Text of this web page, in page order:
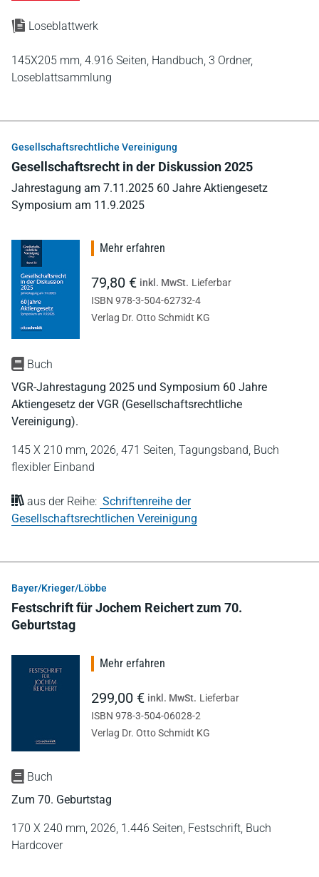
Loseblattwerk
145X205 mm, 4.916 Seiten, Handbuch, 3 Ordner,
Loseblattsammlung
Gesellschaftsrechtliche Vereinigung
Gesellschaftsrecht in der Diskussion 2025
Jahrestagung am 7.11.2025 60 Jahre Aktiengesetz
Symposium am 11.9.2025
Buch
VGR-Jahrestagung 2025 und Symposium 60 Jahre
Aktiengesetz der VGR (Gesellschaftsrechtliche
Vereinigung).
145 X 210 mm, 2026, 471 Seiten, Tagungsband, Buch
flexibler Einband
aus der Reihe: Schriftenreihe der
Gesellschaftsrechtlichen Vereinigung
Mehr erfahren
79,80 € inkl. MwSt. Lieferbar
ISBN 978-3-504-62732-4
Verlag Dr. Otto Schmidt KG
Bayer/Krieger/Löbbe
Festschrift für Jochem Reichert zum 70.
Geburtstag
Buch
Zum 70. Geburtstag
170 X 240 mm, 2026, 1.446 Seiten, Festschrift, Buch
Hardcover
Mehr erfahren
299,00 € inkl. MwSt. Lieferbar
ISBN 978-3-504-06028-2
Verlag Dr. Otto Schmidt KG